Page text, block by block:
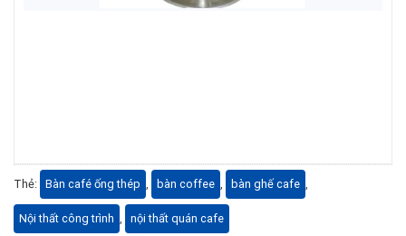
Thẻ: Bàn café ống thép , bàn coffee , bàn ghế cafe ,
Nội thất công trình , nội thất quán cafe